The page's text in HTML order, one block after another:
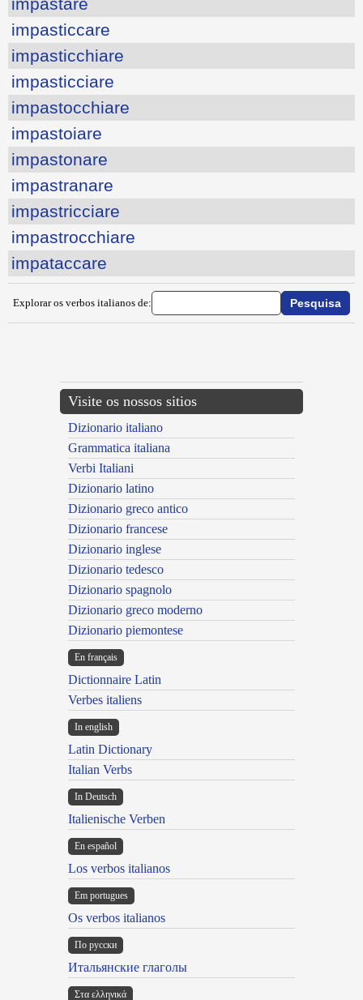
impasticcare
impasticchiare
impasticciare
impastocchiare
impastoiare
impastonare
impastranare
impastricciare
impastrocchiare
impataccare
Explorar os verbos italianos de:
Visite os nossos sitios
Dizionario italiano
Grammatica italiana
Verbi Italiani
Dizionario latino
Dizionario greco antico
Dizionario francese
Dizionario inglese
Dizionario tedesco
Dizionario spagnolo
Dizionario greco moderno
Dizionario piemontese
En français
Dictionnaire Latin
Verbes italiens
In english
Latin Dictionary
Italian Verbs
In Deutsch
Italienische Verben
En español
Los verbos italianos
Em portugues
Os verbos italianos
По русски
Итальянские глаголы
Στα ελληνικά